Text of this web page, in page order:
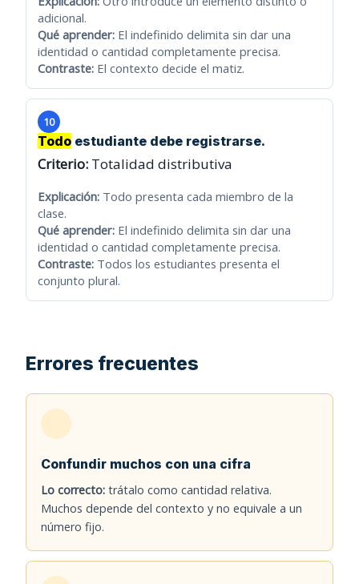
adicional.
Qué aprender: El indefinido delimita sin dar una
identidad o cantidad completamente precisa.
Contraste: El contexto decide el matiz.
10
Todo estudiante debe registrarse.
Criterio: Totalidad distributiva
Explicación: Todo presenta cada miembro de la
clase.
Qué aprender: El indefinido delimita sin dar una
identidad o cantidad completamente precisa.
Contraste: Todos los estudiantes presenta el
conjunto plural.
Errores frecuentes
Confundir muchos con una cifra
Lo correcto: trátalo como cantidad relativa.
Muchos depende del contexto y no equivale a un
número fijo.